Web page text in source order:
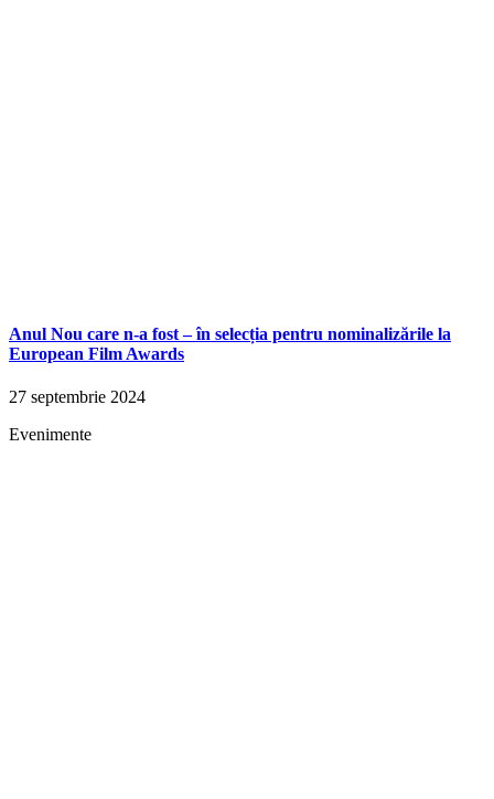
Anul Nou care n-a fost – în selecția pentru nominalizările la
European Film Awards
27 septembrie 2024
Evenimente